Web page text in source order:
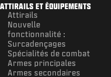
ATTIRAILS ET ÉQUIPEMENTS
Attirails
Nouvelle
fonctionnalité :
Surcadençages
Spécialités de combat
Armes principales
Armes secondaires